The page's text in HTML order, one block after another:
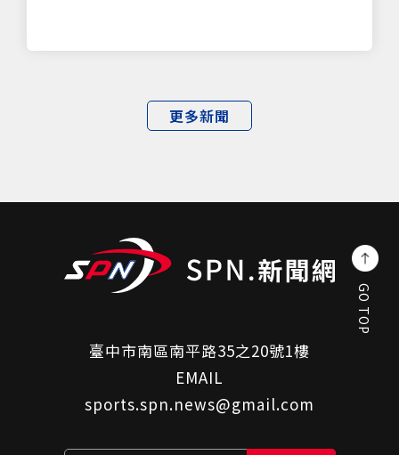
更多新聞
臺中市南區南平路35之20號1樓
EMAIL
sports.spn.news@gmail.com
GO TOP